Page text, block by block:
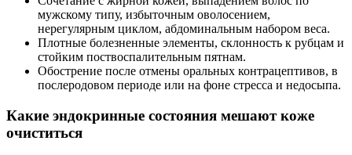
мужскому типу, избыточным оволосением,
нерегулярным циклом, абдоминальным набором веса.
Плотные болезненные элементы, склонность к рубцам и
стойким поствоспалительным пятнам.
Обострение после отмены оральных контрацептивов, в
послеродовом периоде или на фоне стресса и недосыпа.
Какие эндокринные состояния мешают коже
очиститься